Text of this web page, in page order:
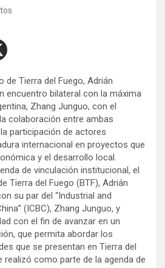
de Tierra del Fuego, Adrián
encuentro bilateral con la máxima
Zhang Junguo, con el
colaboración entre ambas
participación de actores
internacional en proyectos que
y el desarrollo local.
de vinculación institucional, el
Tierra del Fuego (BTF), Adrián
su par del “Industrial and
(ICBC), Zhang Junguo, y
con el fin de avanzar en un
que permita abordar los
que se presentan en Tierra del
realizó como parte de la agenda de